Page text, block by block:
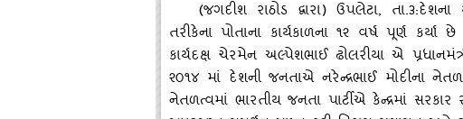
(જગદીશ રાઠોડ દ્વારા) ઉપલેટા, તા.૩:દેશના
તરીકેના પોતાના કાર્યકાળના ૧૨ વર્ષ પૂર્ણ
કાર્યદક્ષ ચેરમેન અલ્‍પેશભાઈ ઢોલરીયા એ
૨૦૧૪ માં દેશની જનતાએ નરેન્‍દ્રભાઈ મોદીના
નેતળત્‍વમાં ભારતીય જનતા પાર્ટીએ કેન્‍દ્રમાં